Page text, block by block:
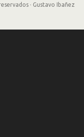
· Gustavo Ibañez